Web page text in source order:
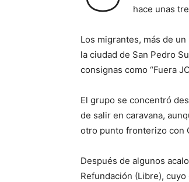
hace unas
Los migrantes, más de
la ciudad de San Pedro
consignas como “Fuera
El grupo se concentró
de salir en caravana,
otro punto fronterizo con
Después de algunos
Refundación (Libre),